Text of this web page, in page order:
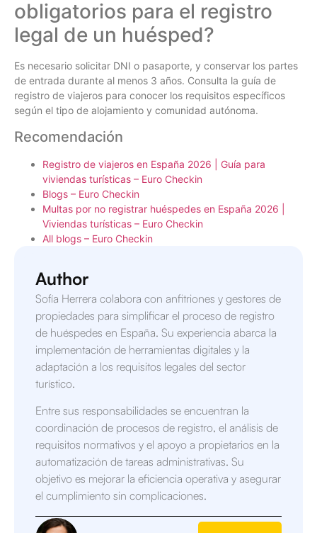
obligatorios para el registro
legal de un huésped?
Es necesario solicitar DNI o pasaporte, y conservar los partes
de entrada durante al menos 3 años. Consulta la guía de
registro de viajeros para conocer los requisitos específicos
según el tipo de alojamiento y comunidad autónoma.
Recomendación
Registro de viajeros en España 2026 | Guía para
viviendas turísticas – Euro Checkin
Blogs – Euro Checkin
Multas por no registrar huéspedes en España 2026 |
Viviendas turísticas – Euro Checkin
All blogs – Euro Checkin
Author
Sofía Herrera colabora con anfitriones y gestores de
propiedades para simplificar el proceso de registro
de huéspedes en España. Su experiencia abarca la
implementación de herramientas digitales y la
adaptación a los requisitos legales del sector
turístico.
Entre sus responsabilidades se encuentran la
coordinación de procesos de registro, el análisis de
requisitos normativos y el apoyo a propietarios en la
automatización de tareas administrativas. Su
objetivo es mejorar la eficiencia operativa y asegurar
el cumplimiento sin complicaciones.